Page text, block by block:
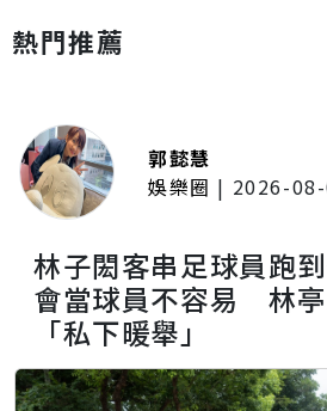
熱門推薦
郭懿慧
娛樂圈 | 2026-
林子閎客串足球員跑
會當球員不容易 林
「私下暖舉」